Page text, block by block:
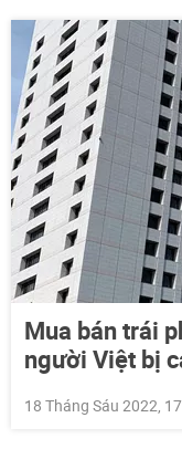
Mua bán trái
người Việt bị
18 Tháng Sáu 2022,